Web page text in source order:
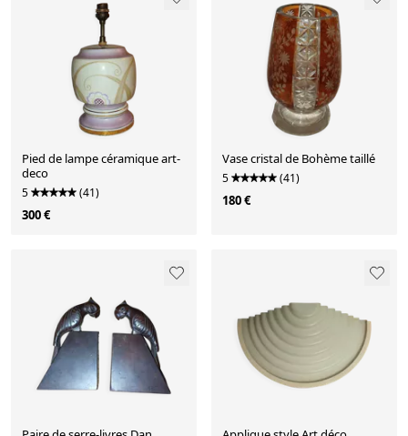
Pied de lampe céramique art-
deco
5 (41)
300 €
Vase cristal de Bohème taillé
5 (41)
180 €